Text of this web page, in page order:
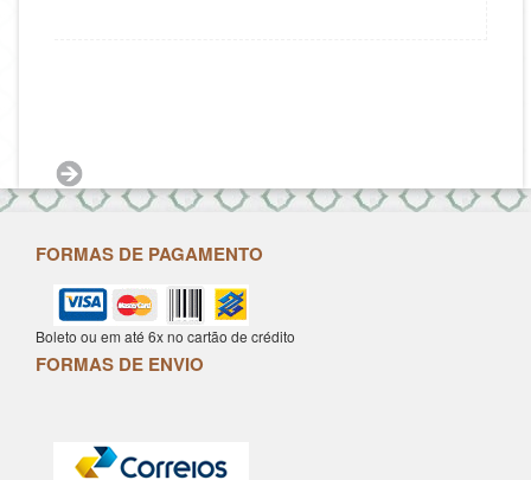
FORMAS DE PAGAMENTO
Boleto ou em até 6x no cartão de crédito
FORMAS DE ENVIO